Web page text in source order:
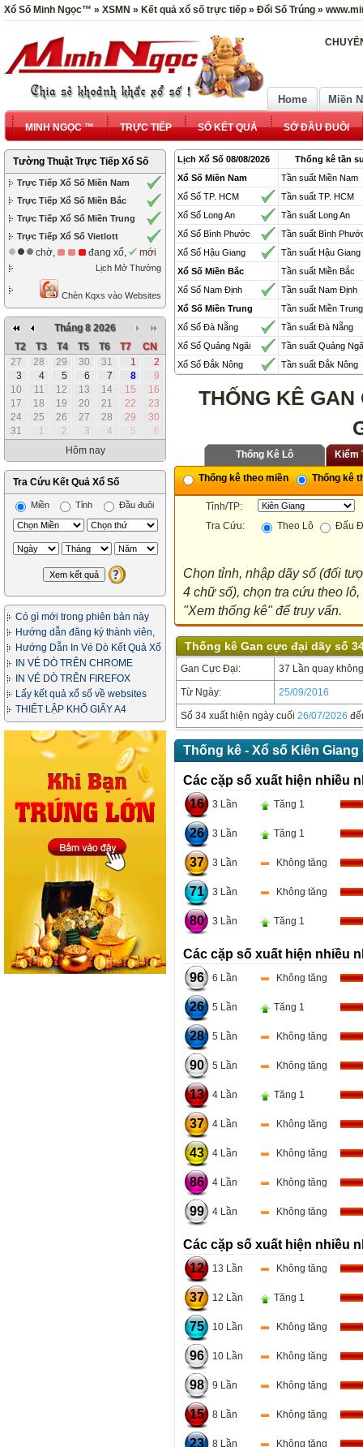
Xổ Số Minh Ngọc™ » XSMN » Kết quả xổ số trực tiếp » Đổi Số Trúng »
Home Miền
MINH NGỌC ™ TRỰC TIẾP SỔ KẾT QUẢ SỚ ĐẦU ĐUÔI
Tường Thuật Trực Tiếp Xổ Số
Trực Tiếp Xổ Số Miền Nam
Trực Tiếp Xổ Số Miền Bắc
Trực Tiếp Xổ Số Miền Trung
Trực Tiếp Xổ Số Vietlott
chờ, đang xổ, mới
Lịch Mở Thưởng
Chèn Kqxs vào Websites
Tháng 8 2026
T2
T3 T4 T5 T6 T7
CN
27
28 29 30 31 1
2
3
4 5 6 7 8
9
10
11 12 13 14 15
16
17
18 19 20 21 22
23
24
25 26 27 28 29
30
31
1 2 3 4 5
6
Hôm nay
Tra Cứu Kết Quả Xổ Số
Miền Tỉnh Đầu đuôi
Có gì mới trong phiên bản này
Hướng dẫn đăng ký thành viên,
in vé dò
Hướng Dẫn In Vé Dò Kết Quả Xổ
SốIN VÉ DÒ TRÊN CHROME
IN VÉ DÒ TRÊN FIREFOX
Lấy kết quả xổ số về websites
của bạn
THIẾT LẬP KHỔ GIẤY A4
Lịch Xổ Số 08/08/2026
Thống kê tần
Xổ Số Miền Nam
Tần suất Miền Nam
Xổ Số TP. HCM
Tần suất TP. HCM
Xổ Số Long An
Tần suất Long An
Xổ Số Bình Phước
Tần suất Bình
Xổ Số Hậu Giang
Tần suất Hậu Giang
Xổ Số Miền Bắc
Tần suất Miền Bắc
Xổ Số Nam Định
Tần suất Nam Định
Xổ Số Miền Trung
Tần suất Miền Trung
Xổ Số Đà Nẵng
Tần suất Đà Nẵng
Xổ Số Quảng Ngãi
Tần suất Quảng
Xổ Số Đắk Nông
Tần suất Đắk Nông
THỐNG KÊ
Thống Kê Lô Kiểm
Thống kê theo miền Thống kê
Tỉnh/TP:
Tra Cứu:
Theo Lô Đấu
Chọn tỉnh, nhập dãy số (đối
4 chữ số), chọn tra cứu theo
"Xem thống kê" để truy vấn.
Thống kê Gan cực đại dãy số
Gan Cực Đại: 37 Lần quay
Từ Ngày: 25/09/2016
Số 34 xuất hiện ngày cuối 26/07/2026
Thống kê - Xổ số Kiên Giang
Các cặp số xuất hiện nhiều
16
3 Lần Tăng 1
26 3 Lần Tăng 1
37 3 Lần Không tăng
71 3 Lần Không tăng
80 3 Lần Tăng 1
Các cặp số xuất hiện nhiều
96
6 Lần Không tăng
26 5 Lần Tăng 1
28 5 Lần Không tăng
90 5 Lần Không tăng
13 4 Lần Tăng 1
37 4 Lần Không tăng
43 4 Lần Không tăng
86 4 Lần Không tăng
99 4 Lần Không tăng
Các cặp số xuất hiện nhiều
12
13 Lần Không tăng
37 12 Lần Tăng 1
75 10 Lần Không tăng
96 10 Lần Không tăng
98 9 Lần Không tăng
15 8 Lần Không tăng
23 8 Lần Không tăng